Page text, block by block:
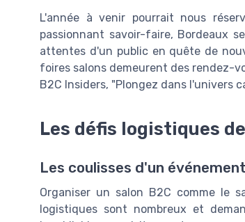
L'année à venir pourrait nous
passionnant savoir-faire, Bordeaux
attentes d'un public en quête de
foires salons demeurent des rendez-
B2C Insiders, "Plongez dans l'univers
Les défis logistiques
Les coulisses d'un
Organiser un salon B2C comme le
logistiques sont nombreux et